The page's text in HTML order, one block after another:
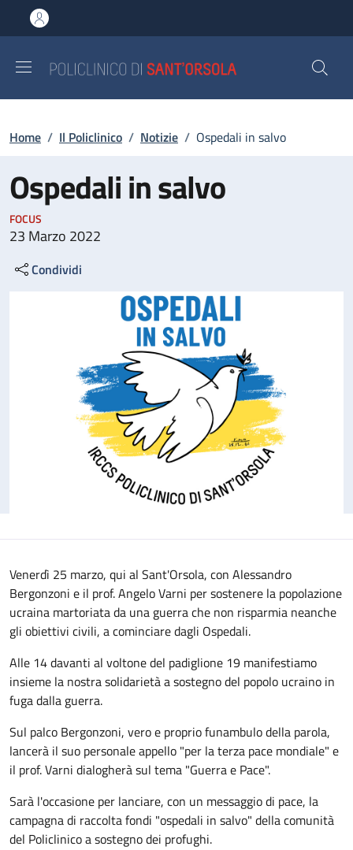
al contenuto principale
to footer content
Briciole di pane
Home / Il Policlinico / Notizie / Ospedali in salvo
Ospedali in salvo
FOCUS
23 Marzo 2022
Condividi
Venerdì 25 marzo, qui al Sant'Orsola, con Alessandro
Bergonzoni e il prof. Angelo Varni per sostenere la popolazione
ucraina martoriata da una guerra che non risparmia neanche
gli obiettivi civili, a cominciare dagli Ospedali.
Alle 14 davanti al voltone del padiglione 19 manifestiamo
insieme la nostra solidarietà a sostegno del popolo ucraino in
fuga dalla guerra.
Sul palco Bergonzoni, vero e proprio funambulo della parola,
lancerà il suo personale appello "per la terza pace mondiale" e
il prof. Varni dialogherà sul tema "Guerra e Pace".
Sarà l'occasione per lanciare, con un messaggio di pace, la
campagna di raccolta fondi "ospedali in salvo" della comunità
del Policlinico a sostegno dei profughi.